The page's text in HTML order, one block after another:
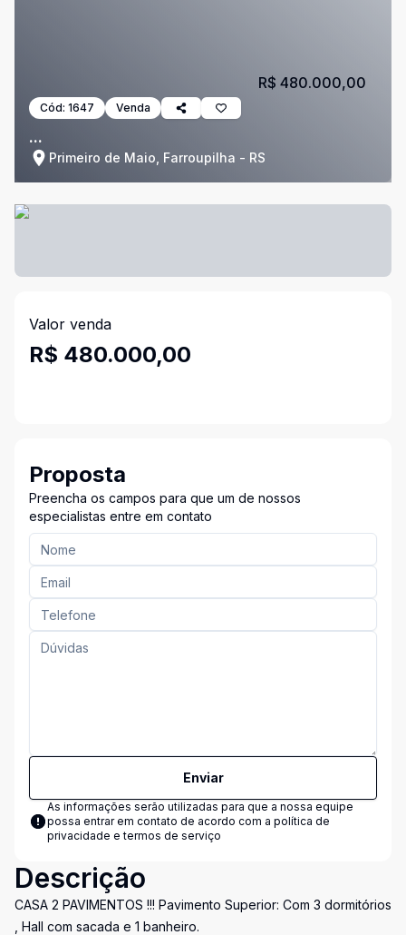
Cód: 1647 Venda
...
Primeiro de Maio, Farroupilha - RS
R$ 480.000,00
Valor venda
R$ 480.000,00
Proposta
Preencha os campos para que um de nossos
especialistas entre em contato
Enviar
As informações serão utilizadas para que a nossa equipe
possa entrar em contato de acordo com a política de
privacidade e termos de serviço
Descrição
CASA 2 PAVIMENTOS !!! Pavimento Superior: Com 3 dormitórios
, Hall com sacada e 1 banheiro.